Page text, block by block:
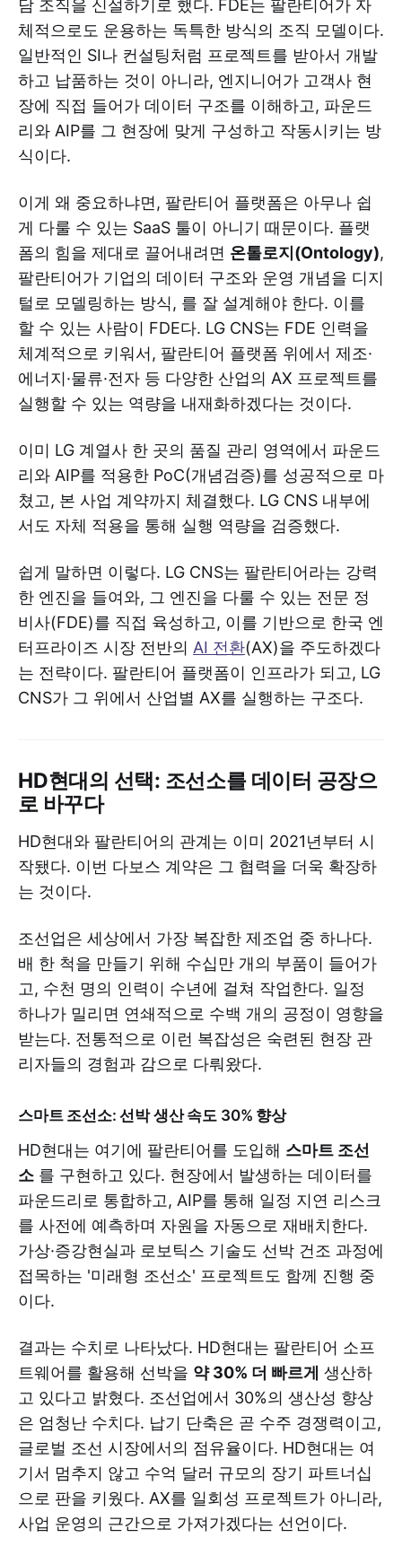
담 조직을 신설하기로 했다. FDE는 팔란티어가 자
체적으로도 운용하는 독특한 방식의 조직 모델이다.
일반적인 SI나 컨설팅처럼 프로젝트를 받아서 개발
하고 납품하는 것이 아니라, 엔지니어가 고객사 현
장에 직접 들어가 데이터 구조를 이해하고, 파운드
리와 AIP를 그 현장에 맞게 구성하고 작동시키는 방
식이다.
이게 왜 중요하냐면, 팔란티어 플랫폼은 아무나 쉽
게 다룰 수 있는 SaaS 툴이 아니기 때문이다. 플랫
폼의 힘을 제대로 끌어내려면 온톨로지(Ontology),
팔란티어가 기업의 데이터 구조와 운영 개념을 디지
털로 모델링하는 방식, 를 잘 설계해야 한다. 이를
할 수 있는 사람이 FDE다. LG CNS는 FDE 인력을
체계적으로 키워서, 팔란티어 플랫폼 위에서 제조·
에너지·물류·전자 등 다양한 산업의 AX 프로젝트를
실행할 수 있는 역량을 내재화하겠다는 것이다.
이미 LG 계열사 한 곳의 품질 관리 영역에서 파운드
리와 AIP를 적용한 PoC(개념검증)를 성공적으로 마
쳤고, 본 사업 계약까지 체결했다. LG CNS 내부에
서도 자체 적용을 통해 실행 역량을 검증했다.
쉽게 말하면 이렇다. LG CNS는 팔란티어라는 강력
한 엔진을 들여와, 그 엔진을 다룰 수 있는 전문 정
비사(FDE)를 직접 육성하고, 이를 기반으로 한국 엔
터프라이즈 시장 전반의 AI 전환(AX)을 주도하겠다
는 전략이다. 팔란티어 플랫폼이 인프라가 되고, LG
CNS가 그 위에서 산업별 AX를 실행하는 구조다.
HD현대의 선택: 조선소를 데이터 공장으
로 바꾸다
HD현대와 팔란티어의 관계는 이미 2021년부터 시
작됐다. 이번 다보스 계약은 그 협력을 더욱 확장하
는 것이다.
조선업은 세상에서 가장 복잡한 제조업 중 하나다.
배 한 척을 만들기 위해 수십만 개의 부품이 들어가
고, 수천 명의 인력이 수년에 걸쳐 작업한다. 일정
하나가 밀리면 연쇄적으로 수백 개의 공정이 영향을
받는다. 전통적으로 이런 복잡성은 숙련된 현장 관
리자들의 경험과 감으로 다뤄왔다.
스마트 조선소: 선박 생산 속도 30% 향상
HD현대는 여기에 팔란티어를 도입해 스마트 조선
소 를 구현하고 있다. 현장에서 발생하는 데이터를
파운드리로 통합하고, AIP를 통해 일정 지연 리스크
를 사전에 예측하며 자원을 자동으로 재배치한다.
가상·증강현실과 로보틱스 기술도 선박 건조 과정에
접목하는 '미래형 조선소' 프로젝트도 함께 진행 중
이다.
결과는 수치로 나타났다. HD현대는 팔란티어 소프
트웨어를 활용해 선박을 약 30% 더 빠르게 생산하
고 있다고 밝혔다. 조선업에서 30%의 생산성 향상
은 엄청난 수치다. 납기 단축은 곧 수주 경쟁력이고,
글로벌 조선 시장에서의 점유율이다. HD현대는 여
기서 멈추지 않고 수억 달러 규모의 장기 파트너십
으로 판을 키웠다. AX를 일회성 프로젝트가 아니라,
사업 운영의 근간으로 가져가겠다는 선언이다.